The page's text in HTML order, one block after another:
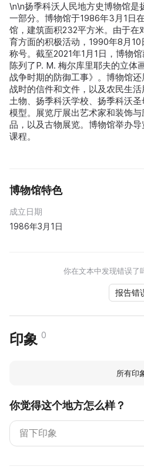
\n\n扬季科沃人民地方史博物馆是
一部分。博物馆于1986年3月1日
馆，建筑面积232平方米。由于在
育方面的积极活动，1990年8月10
称号。截至2021年1月1日，博物
陈列了P. M. 梅尔库里耶夫的立体
战争时期的防御工事》。博物馆还
战时的信件和文件，以及农民生活
土物、扬季科沃学校、扬季科沃
模型。展览厅展出艺术家和装饰
品，以及古物展览。博物馆举办
课程。
博物馆特色
成立日期
1986年3月1日
你在文本中发现错误了
报告错
印象 0
所有印
你觉得这个地方怎么样？